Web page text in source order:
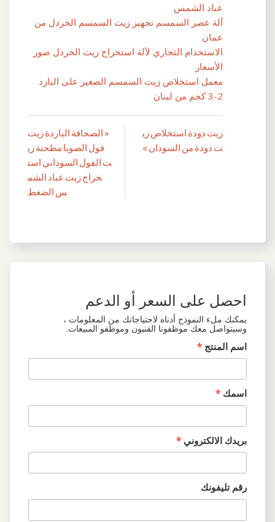
عباد الشمس
آلة عصر السمسم تجهيز زيت السمسم الخردل من
عمان
الاستخدام التجاري لآلة استخراج زيت الخردل صور
الأسعار
معمل استخلاص زيت السمسم الصغير على البارد
2-3 كجم من لبنان
تصفّح
« الصحافة الباردة زيت
فول الصويا مطحنة زي
ت الفول السوداني است
خراج زيت عباد الشم
س الضغط
زيت دودة استخلاص زي
ت دودة من السودان »
احصل على السعر أو الدعم
يمكنك ملء النموذج أدناه لاحتياجاتك من المعلومات ،
وسيتواصل معك موظفونا الفنيون وموظفو المبيعات.
اسم المنتج *
اسمك *
بريدك الالكتروني *
رقم تليفونك